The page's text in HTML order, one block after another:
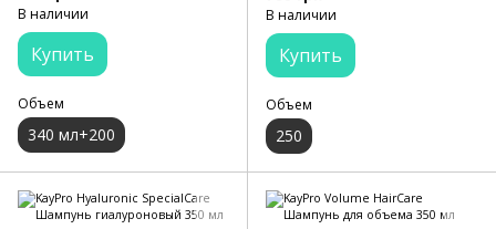
В наличии
Купить
Объем
340 мл+200
Balancing Shampoo 250 мл
В наличии
Купить
Объем
250